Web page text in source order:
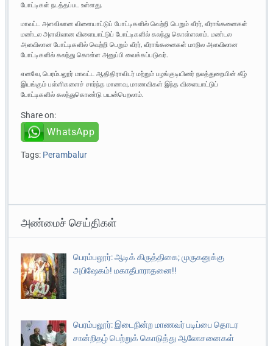
போட்டிகள் நடத்தப்பட உள்ளது.
மாவட்ட அளவிலான விளையாட்டுப் போட்டிகளில் வெற்றி பெறும் வீரர், வீராங்கனைகள்
மண்டல அளவிலான விளையாட்டுப் போட்டிகளில் கலந்து கொள்ளலாம். மண்டல
அளவிலான போட்டிகளில் வெற்றி பெறும் வீரர், வீராங்கனைகள் மாநில அளவிலான
போட்டிகளில் கலந்து கொள்ள அனுப்பி வைக்கப்படுவர்.
எனவே, பெரம்பலூர் மாவட்ட ஆதிதிராவிடர் மற்றும் பழங்குடியினர் நலத்துறையின் கீழ்
இயங்கும் பள்ளிகளைச் சார்ந்த மாணவ, மாணவிகள் இந்த விளையாட்டுப்
போட்டிகளில் கலந்துகொண்டு பயன்பெறலாம்.
Share on:
WhatsApp
Tags: Perambalur
அண்மைச் செய்திகள்
பெரம்பலூர்: ஆடிக் கிருத்திகை; முருகனுக்கு
அபிஷேகம்! மகாதீபாராதனை!!
பெரம்பலூர்: இடைநின்ற மாணவர் படிப்பை தொடர
சான்றிதழ் பெற்றுக் கொடுத்து ஆலோசனைகள்